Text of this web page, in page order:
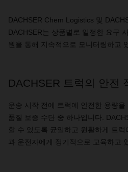
DACHSER Chem Logistics 및
DACHSER는 상품별로 일정한 요구
원을 통해 지속적으로 모니터링하고
DACHSER 트럭의 안전
운송 시작 전에 트럭에 안전한 용량을
품질 보증 수단 중 하나입니다.
할 수 있도록 균일하고 원활하게 트
과 운전자에게 정기적으로 교육하고